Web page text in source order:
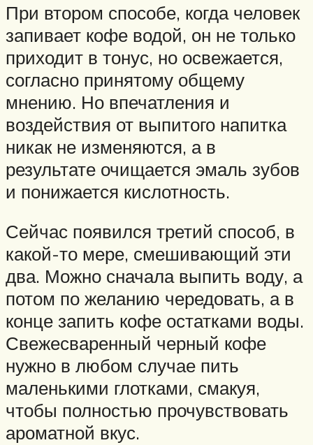
При втором способе, когда человек
запивает кофе водой, он не только
приходит в тонус, но освежается,
согласно принятому общему
мнению. Но впечатления и
воздействия от выпитого напитка
никак не изменяются, а в
результате очищается эмаль зубов
и понижается кислотность.
Сейчас появился третий способ, в
какой-то мере, смешивающий эти
два. Можно сначала выпить воду, а
потом по желанию чередовать, а в
конце запить кофе остатками воды.
Свежесваренный черный кофе
нужно в любом случае пить
маленькими глотками, смакуя,
чтобы полностью прочувствовать
ароматной вкус.